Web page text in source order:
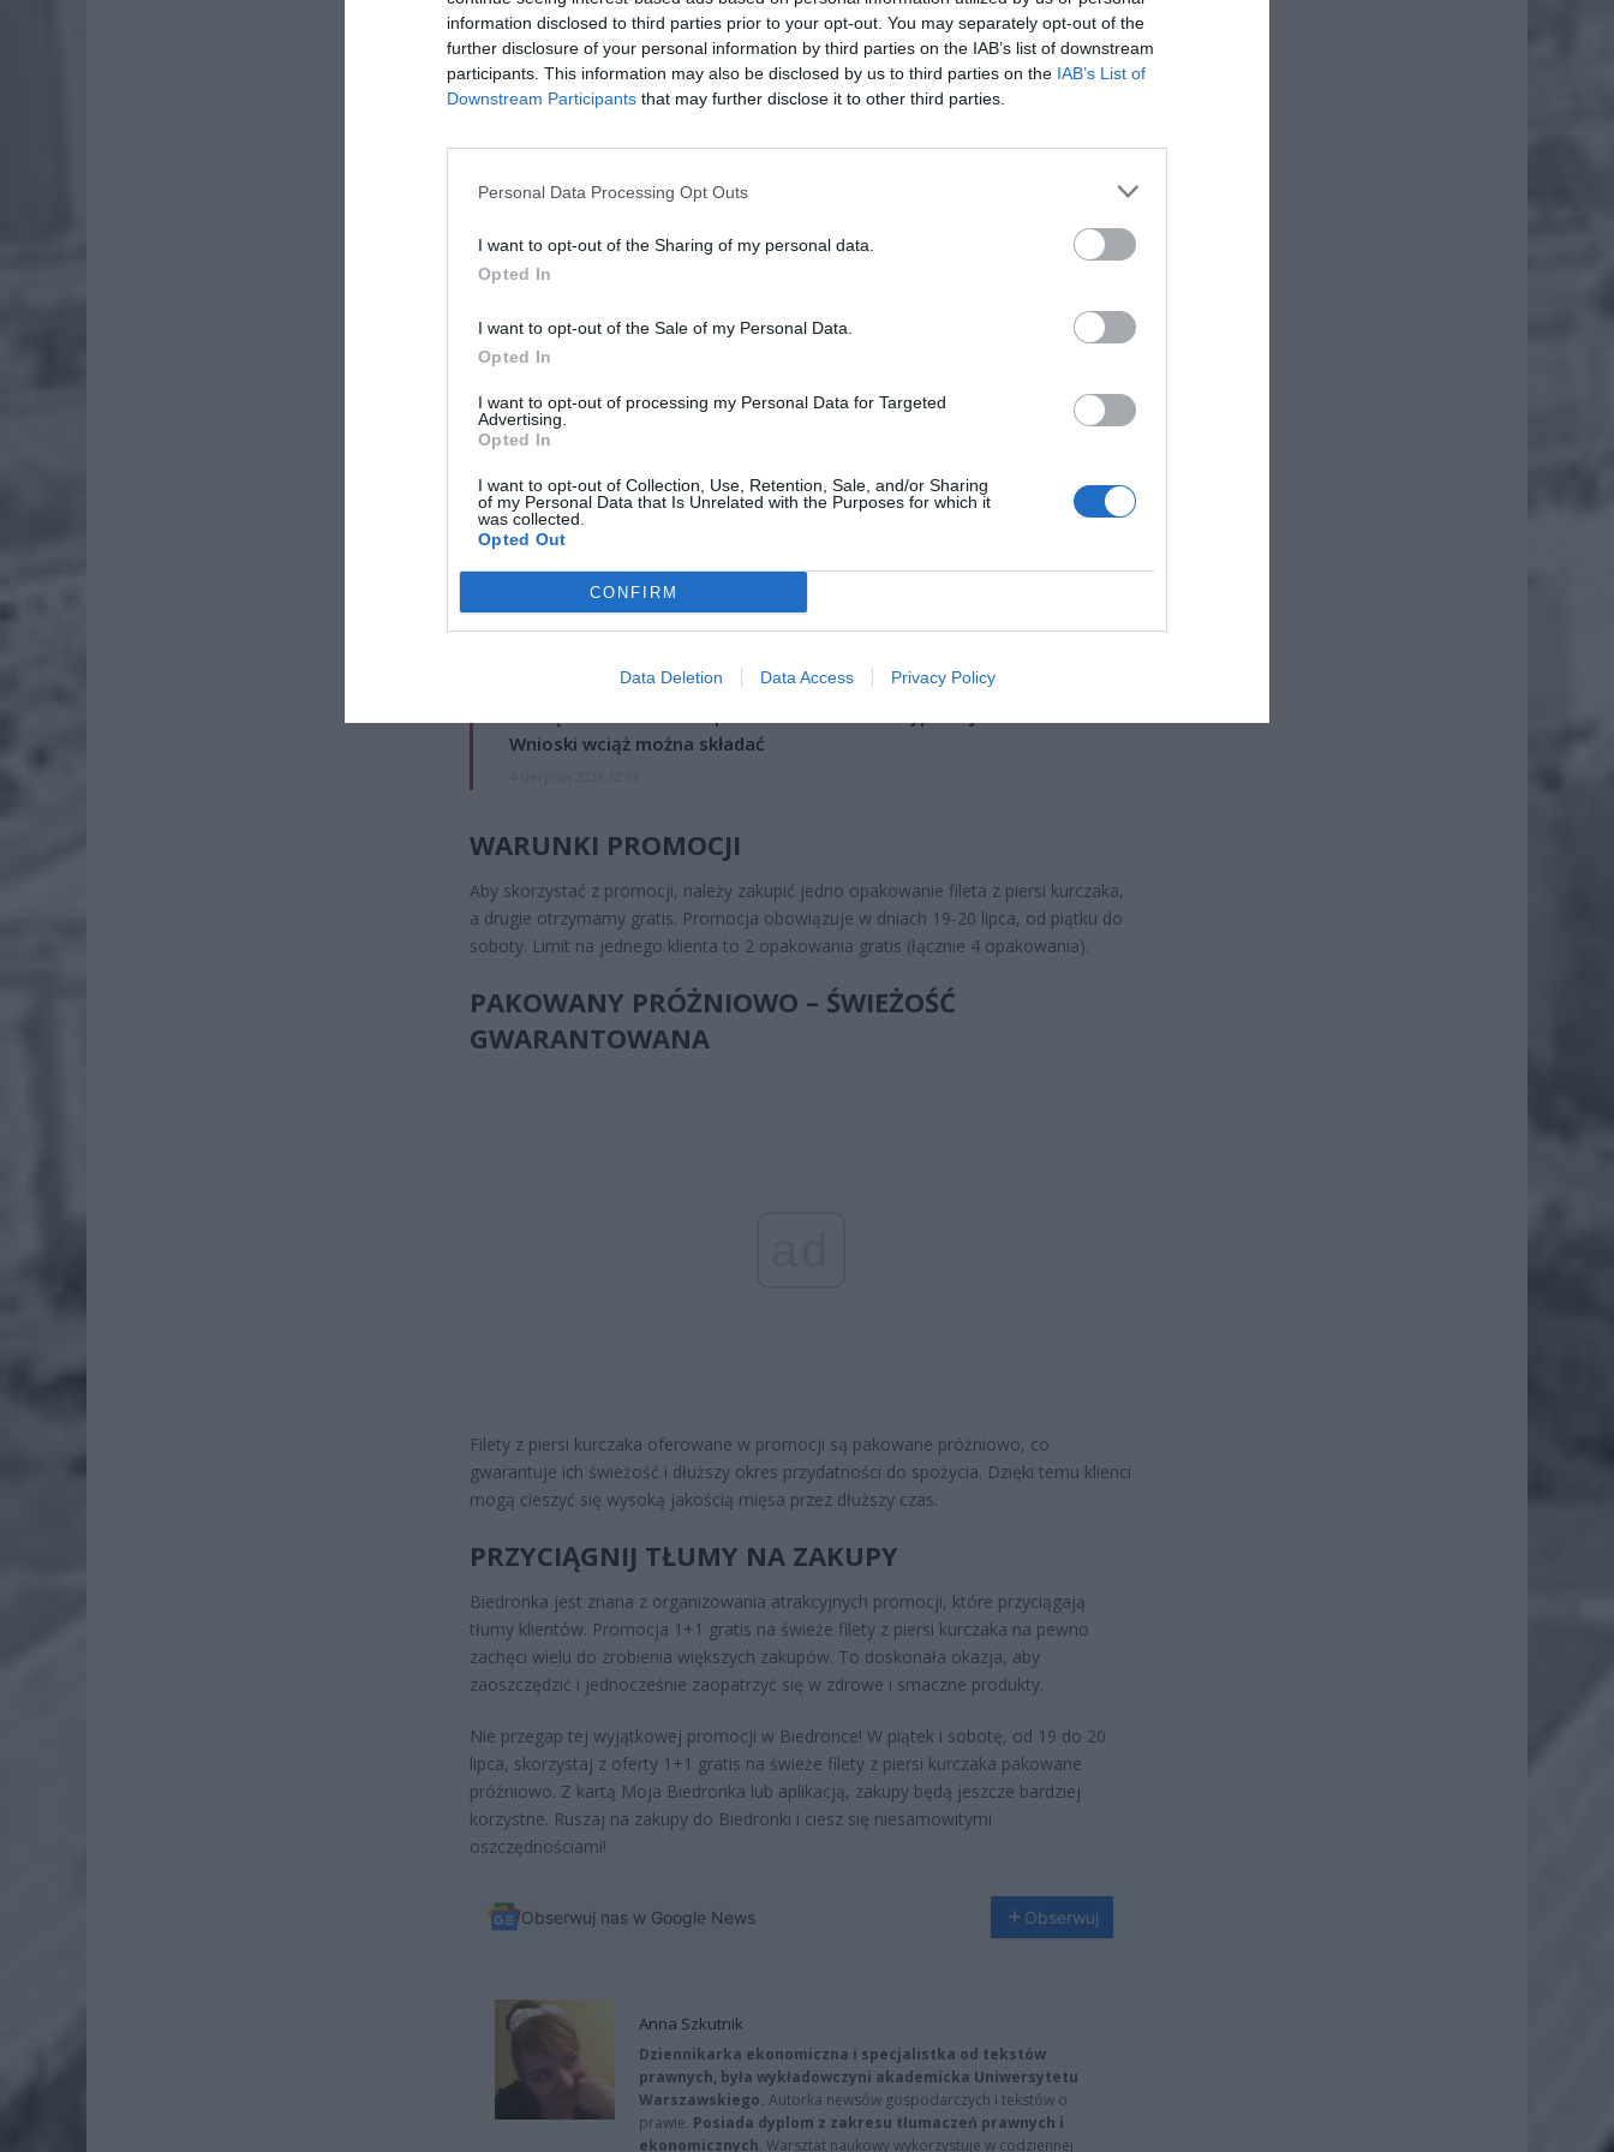
information disclosed to third parties prior to your opt-out. You may separately opt-out of the
further disclosure of your personal information by third parties on the IAB’s list of downstream
participants. This information may also be disclosed by us to third parties on the IAB’s List of
Downstream Participants that may further disclose it to other third parties.
Personal Data Processing Opt Outs
I want to opt-out of the Sharing of my personal data.
Opted In
I want to opt-out of the Sale of my Personal Data.
Opted In
I want to opt-out of processing my Personal Data for Targeted
Advertising.
Opted In
I want to opt-out of Collection, Use, Retention, Sale, and/or Sharing
of my Personal Data that Is Unrelated with the Purposes for which it
was collected.
Opted Out
CONFIRM
Data Deletion Data Access Privacy Policy
Promocja obejmuje świeży filet z piersi kurczaka pakowany próżniowo marki Kraina
Mięs, Mega Paka. Cena za kilogram wynosi 21,99 zł, co oznacza, że za dwa
opakowania zapłacimy jedynie 21,99 zł! Jest to idealna okazja, aby zaopatrzyć się w
ad
ZOBACZ RÓWNIEŻ:
Lidl przecenił hit do kuchni. Air fryer tańszy aż o 150 zł, a to dopiero
początek
4 sierpnia 2026 16:06
Wnioski wciąż można składać
WARUNKI PROMOCJI
Aby skorzystać z promocji, należy zakupić jedno opakowanie fileta z piersi kurczaka,
a drugie otrzymamy gratis. Promocja obowiązuje w dniach 19-20 lipca, od piątku do
soboty. Limit na jednego klienta to 2 opakowania gratis (łącznie 4 opakowania).
PAKOWANY PRÓŻNIOWO – ŚWIEŻOŚĆ
GWARANTOWANA
Filety z piersi kurczaka oferowane w promocji są pakowane próżniowo, co
gwarantuje ich świeżość i dłuższy okres przydatności do spożycia. Dzięki temu klienci
mogą cieszyć się wysoką jakością mięsa przez dłuższy czas.
PRZYCIĄGNIJ TŁUMY NA ZAKUPY
Biedronka jest znana z organizowania atrakcyjnych promocji, które przyciągają
tłumy klientów. Promocja 1+1 gratis na świeże filety z piersi kurczaka na pewno
zachęci wielu do zrobienia większych zakupów. To doskonała okazja, aby
zaoszczędzić i jednocześnie zaopatrzyć się w zdrowe i smaczne produkty.
Nie przegap tej wyjątkowej promocji w Biedronce! W piątek i sobotę, od 19 do 20
lipca, skorzystaj z oferty 1+1 gratis na świeże filety z piersi kurczaka pakowane
próżniowo. Z kartą Moja Biedronka lub aplikacją, zakupy będą jeszcze bardziej
korzystne. Ruszaj na zakupy do Biedronki i ciesz się niesamowitymi
oszczędnościami!
Obserwuj nas w Google News Obserwuj
Anna Szkutnik
Dziennikarka ekonomiczna i specjalistka od tekstów
prawnych, była wykładowczyni akademicka Uniwersytetu
Warszawskiego. Autorka newsów gospodarczych i tekstów o
prawie. Posiada dyplom z zakresu tłumaczeń prawnych i
ekonomicznych. Warsztat naukowy wykorzystuje w codziennej